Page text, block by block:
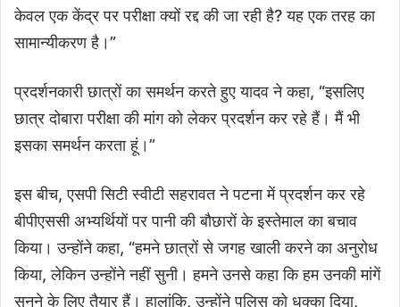
केवल एक केंद्र पर परीक्षा क्यों रद्द की जा रही है? यह एक तरह का
सामान्यीकरण है।”
प्रदर्शनकारी छात्रों का समर्थन करते हुए यादव ने कहा, “इसलिए
छात्र दोबारा परीक्षा की मांग को लेकर प्रदर्शन कर रहे हैं। मैं भी
इसका समर्थन करता हूं।”
इस बीच, एसपी सिटी स्वीटी सहरावत ने पटना में प्रदर्शन कर रहे
बीपीएससी अभ्यर्थियों पर पानी की बौछारों के इस्तेमाल का बचाव
किया। उन्होंने कहा, “हमने छात्रों से जगह खाली करने का अनुरोध
किया, लेकिन उन्होंने नहीं सुनी। हमने उनसे कहा कि हम उनकी मांगें
सुनने के लिए तैयार हैं। हालांकि, उन्होंने पुलिस को धक्का दिया,